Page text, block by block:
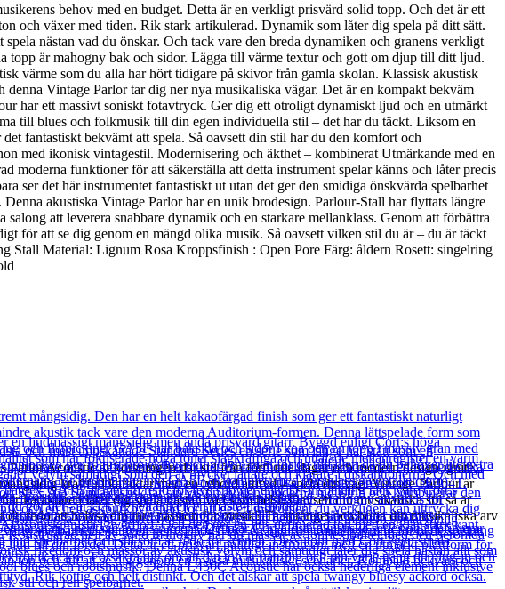
behov med en budget. Detta är en verkligt prisvärd solid topp. Och det är ett
och växer med tiden. Rik stark artikulerad. Dynamik som låter dig spela på ditt sätt.
nästan vad du önskar. Och tack vare den breda dynamiken och granens verkligt
topp är mahogny bak och sidor. Lägga till värme textur och gott om djup till ditt ljud.
värme som du alla har hört tidigare på skivor från gamla skolan. Klassisk akustisk
Vintage Parlor tar dig ner nya musikaliska vägar. Det är en kompakt bekväm
har ett massivt soniskt fotavtryck. Ger dig ett otroligt dynamiskt ljud och en utmärkt
till blues och folkmusik till din egen individuella stil – det har du täckt. Liksom en
fantastiskt bekvämt att spela. Så oavsett din stil har du den komfort och
med ikonisk vintagestil. Modernisering och äkthet – kombinerat Utmärkande med en
funktioner för att säkerställa att detta instrument spelar känns och låter precis
ser det här instrumentet fantastiskt ut utan det ger den smidiga önskvärda spelbarhet
akustiska Vintage Parlor har en unik brodesign. Parlour-Stall har flyttats längre
att leverera snabbare dynamik och en starkare mellanklass. Genom att förbättra
för att se dig genom en mängd olika musik. Så oavsett vilken stil du är – du är täckt
Material: Lignum Rosa Kroppsfinish : Open Pore Färg: åldern Rosett: singelring
Acoustic är korsningen där stil från förflutna dagar och modern design ignite.
kraftfull karaktär med en lyhörd attityd – spela din väg. Vintage Parlour är
karaktären låter dig spela nästan vad som helst. Oavsett din musikaliska stil så är
redo att belysa din inre passion för musik? Ta språnget och börja din musikaliska arv